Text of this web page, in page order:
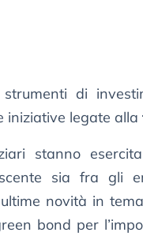
di
iniziative legate alla
stanno
sia fra gli
novità in tema
bond per